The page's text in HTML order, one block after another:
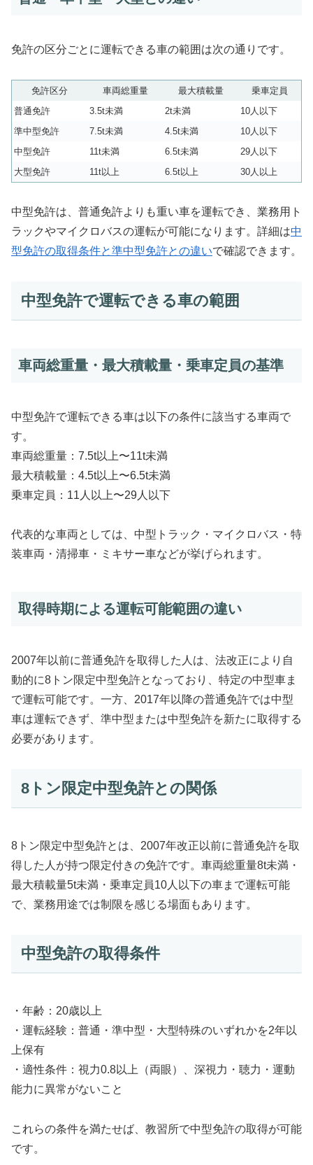
免許の区分ごとに運転できる車の範囲は次の通りです。
免許区分 車両総重量 最大積載量
乗車定員
普通免許
3.5t未満 2t未満
10人以下
準中型免許
7.5t未満 4.5t未満
10人以下
中型免許
11t未満 6.5t未満
29人以下
大型免許
11t以上 6.5t以上 30人以上
中型免許は、普通免許よりも重い車を運転でき、業務用ト
ラックやマイクロバスの運転が可能になります。詳細は中
型免許の取得条件と準中型免許との違いで確認できます。
中型免許で運転できる車の範囲
車両総重量・最大積載量・乗車定員の基準
中型免許で運転できる車は以下の条件に該当する車両で
す。
車両総重量：7.5t以上〜11t未満
最大積載量：4.5t以上〜6.5t未満
乗車定員：11人以上〜29人以下
代表的な車両としては、中型トラック・マイクロバス・特
装車両・清掃車・ミキサー車などが挙げられます。
取得時期による運転可能範囲の違い
2007年以前に普通免許を取得した人は、法改正により自
動的に8トン限定中型免許となっており、特定の中型車ま
で運転可能です。一方、2017年以降の普通免許では中型
車は運転できず、準中型または中型免許を新たに取得する
必要があります。
8トン限定中型免許との関係
8トン限定中型免許とは、2007年改正以前に普通免許を取
得した人が持つ限定付きの免許です。車両総重量8t未満・
最大積載量5t未満・乗車定員10人以下の車まで運転可能
で、業務用途では制限を感じる場面もあります。
中型免許の取得条件
・年齢：20歳以上
・運転経験：普通・準中型・大型特殊のいずれかを2年以
上保有
・適性条件：視力0.8以上（両眼）、深視力・聴力・運動
能力に異常がないこと
これらの条件を満たせば、教習所で中型免許の取得が可能
です。